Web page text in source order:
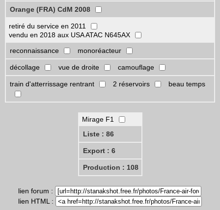
Orange (FRA) CdM 2008
retiré du service en 2011
vendu en 2018 aux USA ATAC N645AX
reconnaissance
monoréacteur
décollage vue de droite camouflage
train d'atterrissage rentrant 2 réservoirs beau temps
Mirage F1
Liste : 86
Export : 6
Production : 108
lien forum :
lien HTML :